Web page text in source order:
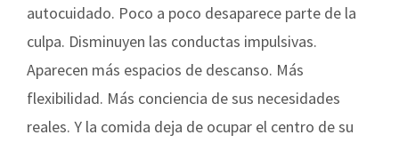
autocuidado. Poco a poco desaparece parte de la
culpa. Disminuyen las conductas impulsivas.
Aparecen más espacios de descanso. Más
flexibilidad. Más conciencia de sus necesidades
reales. Y la comida deja de ocupar el centro de su